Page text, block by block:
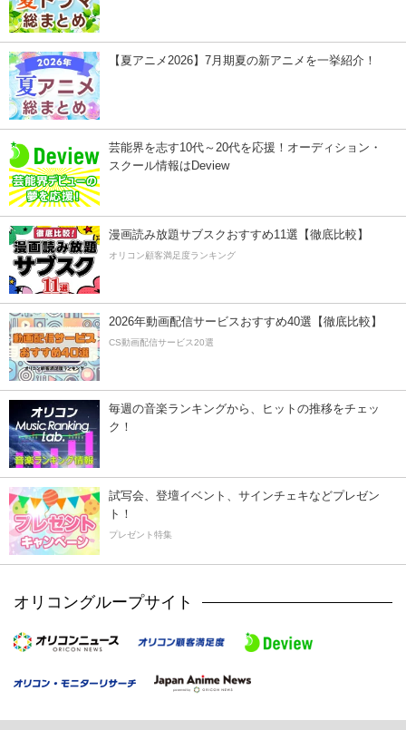
【夏アニメ2026】7月期夏の新アニメを一挙紹介！
芸能界を志す10代～20代を応援！オーディション・
スクール情報はDeview
漫画読み放題サブスクおすすめ11選【徹底比較】
オリコン顧客満足度ランキング
2026年動画配信サービスおすすめ40選【徹底比較】
CS動画配信サービス20選
毎週の音楽ランキングから、ヒットの推移をチェッ
ク！
試写会、登壇イベント、サインチェキなどプレゼン
ト！
プレゼント特集
オリコングループサイト